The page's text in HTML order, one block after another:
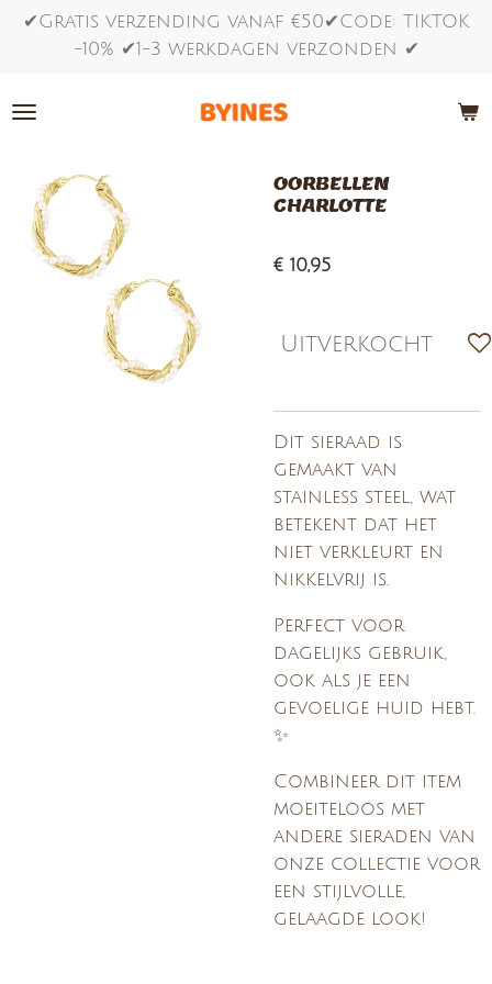
Ga
de
✔Gratis verzending vanaf €50✔Code: TIKTOK
-10% ✔1-3 werkdagen verzonden ✔
OORBELLEN
CHARLOTTE
€ 10,95
Uitverkocht
Dit sieraad is
gemaakt van
stainless steel, wat
betekent dat het
niet verkleurt en
nikkelvrij is.
Perfect voor
dagelijks gebruik,
ook als je een
gevoelige huid hebt.
✨
Combineer dit item
moeiteloos met
andere sieraden van
onze collectie voor
een stijlvolle,
gelaagde look!